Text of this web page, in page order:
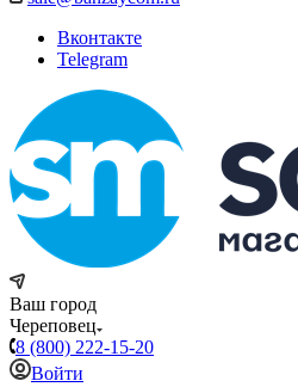
Вконтакте
Telegram
Ваш город
Череповец
8 (800) 222-15-20
Войти